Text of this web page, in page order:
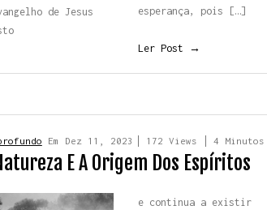
de Jesus
esperança, pois […]
Ler Post →
Em Dez 11, 2023 172 Views 4 Minutos
E A Origem Dos Espíritos
e continua a existir